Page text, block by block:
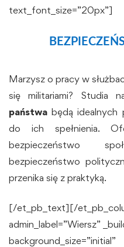
text_font_size=”20px”]
Marzysz o pracy w
się militariami? Studia
państwa będą idealnych
do ich spełnienia.
bezpieczeństwo
bezpieczeństwo
przenika się z praktyką.
[/et_pb_text][/
admin_label=”Wiersz”
background_size=”initial”